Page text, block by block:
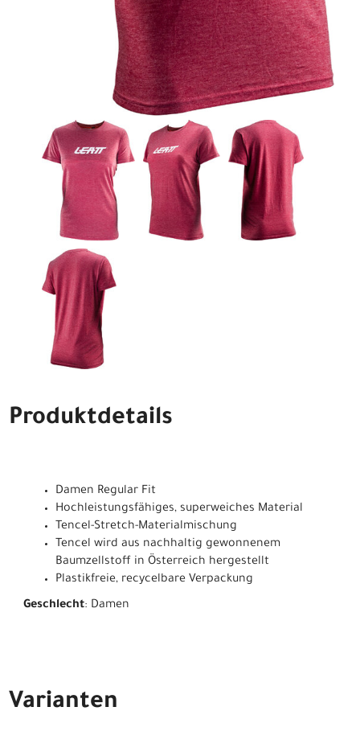
Produktdetails
Damen Regular Fit
Hochleistungsfähiges, superweiches Material
Tencel-Stretch-Materialmischung
Tencel wird aus nachhaltig gewonnenem
Baumzellstoff in Österreich hergestellt
Plastikfreie, recycelbare Verpackung
Geschlecht: Damen
Varianten